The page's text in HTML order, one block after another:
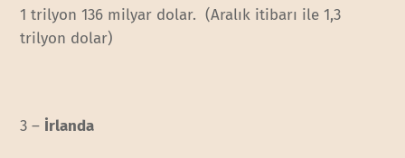
1 trilyon 136 milyar dolar. (Aralık itibarı ile 1,3
trilyon dolar)
3 – İrlanda